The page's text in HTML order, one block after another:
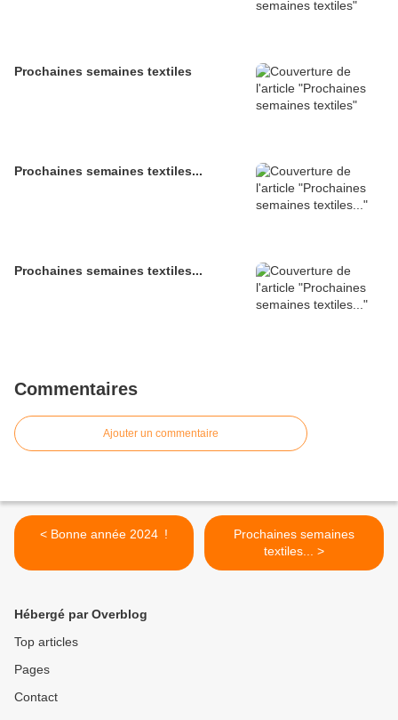
Prochaines semaines textiles
Prochaines semaines textiles...
Prochaines semaines textiles...
Commentaires
Ajouter un commentaire
< Bonne année 2024 !
Prochaines semaines
textiles... >
Hébergé par Overblog
Top articles
Pages
Contact